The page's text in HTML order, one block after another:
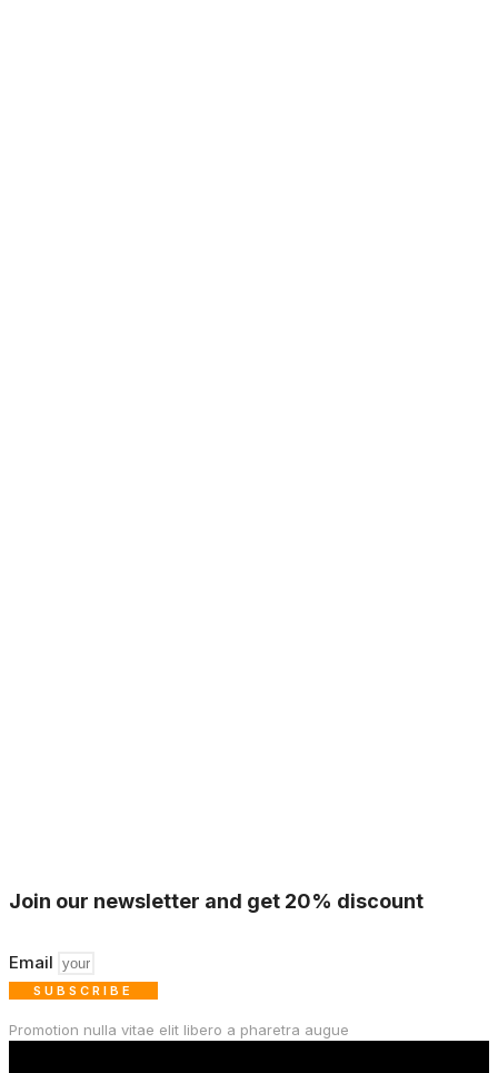
Join our newsletter and get 20% discount
Email
SUBSCRIBE
Promotion nulla vitae elit libero a pharetra augue